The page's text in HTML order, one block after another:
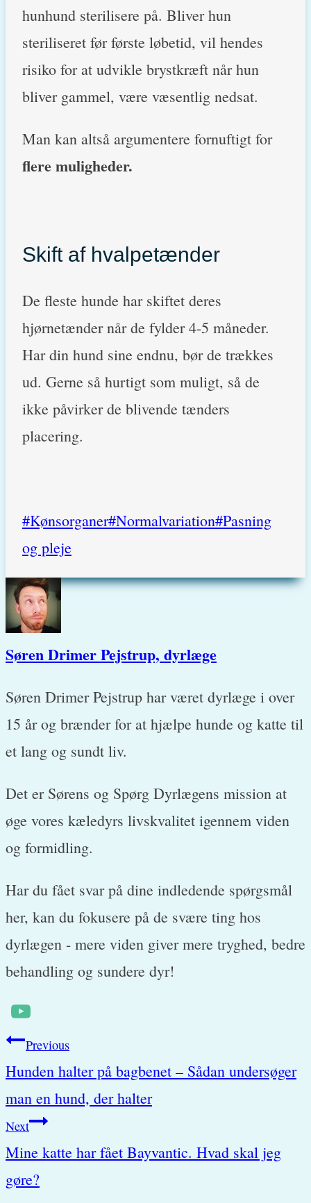
hunhund sterilisere på. Bliver hun
steriliseret før første løbetid, vil hendes
risiko for at udvikle brystkræft når hun
bliver gammel, være væsentlig nedsat.
Man kan altså argumentere fornuftigt for
flere muligheder.
Skift af hvalpetænder
De fleste hunde har skiftet deres
hjørnetænder når de fylder 4-5 måneder.
Har din hund sine endnu, bør de trækkes
ud. Gerne så hurtigt som muligt, så de
ikke påvirker de blivende tænders
placering.
Post
Tags:
#Kønsorganer#Normalvariation#Pasning
og pleje
Søren Drimer Pejstrup, dyrlæge
Søren Drimer Pejstrup har været dyrlæge i over
15 år og brænder for at hjælpe hunde og katte til
et lang og sundt liv.
Det er Sørens og Spørg Dyrlægens mission at
øge vores kæledyrs livskvalitet igennem viden
og formidling.
Har du fået svar på dine indledende spørgsmål
her, kan du fokusere på de svære ting hos
dyrlægen - mere viden giver mere tryghed, bedre
behandling og sundere dyr!
Post
navigation
Previous
Hunden halter på bagbenet – Sådan undersøger
man en hund, der halter
Next
Mine katte har fået Bayvantic. Hvad skal jeg
gøre?